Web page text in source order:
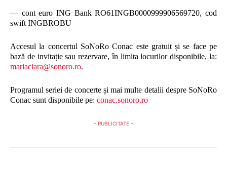
— cont euro ING Bank RO61INGB0000999906569720, cod
swift INGBROBU
Accesul la concertul SoNoRo Conac este gratuit și se face pe
bază de invitație sau rezervare, în limita locurilor disponibile, la:
mariaclara@sonoro.ro.
Programul seriei de concerte și mai multe detalii despre SoNoRo
Conac sunt disponibile pe: conac.sonoro.ro
- PUBLICITATE -